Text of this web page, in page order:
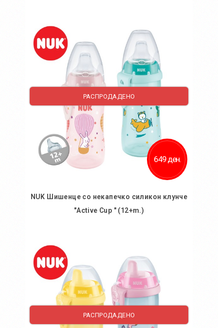
РАСПРОДАДЕНО
649 ден.
NUK Шишенце со некапечко силикон клунче
"Active Cup " (12+m.)
РАСПРОДАДЕНО